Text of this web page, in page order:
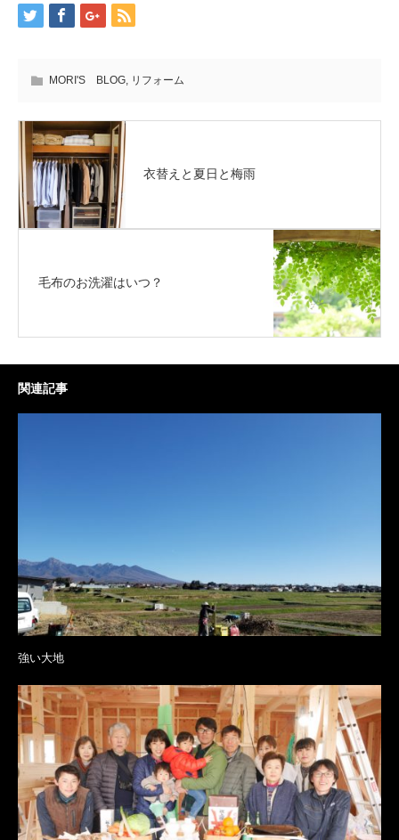
MORI'S BLOG, リフォーム
衣替えと夏日と梅雨
毛布のお洗濯はいつ？
関連記事
強い大地